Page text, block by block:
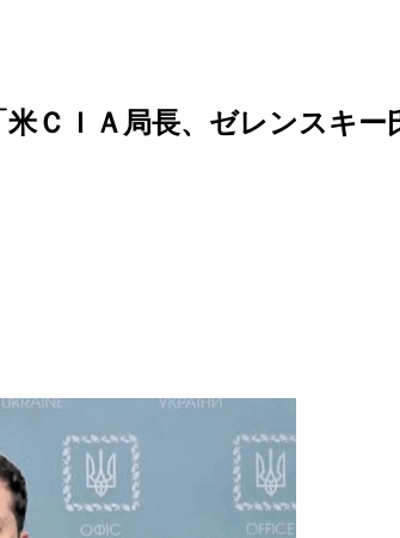
ＣＩＡ局長、ゼレンスキー